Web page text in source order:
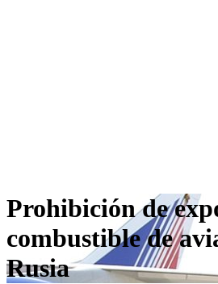
Prohibición de
combustible de
Rusia